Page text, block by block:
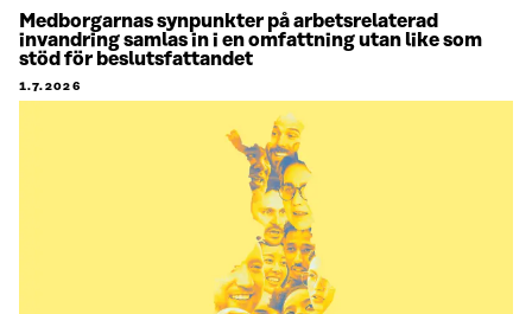
Medborgarnas synpunkter på arbetsrelaterad
invandring samlas in i en omfattning utan like som
stöd för beslutsfattandet
1.7.2026